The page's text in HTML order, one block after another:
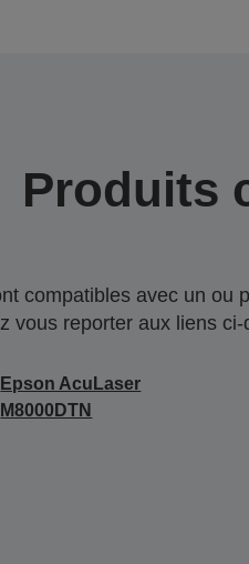
Produits
compatibles avec un ou
vous reporter aux liens
Epson AcuLaser
M8000DTN